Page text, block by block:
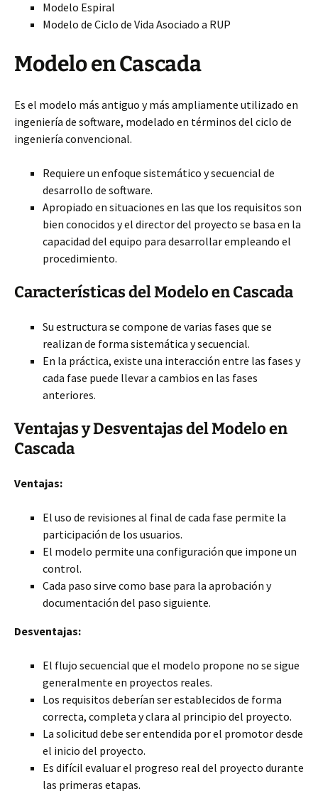
Modelo Espiral
Modelo de Ciclo de Vida Asociado a RUP
Modelo en Cascada
Es el modelo más antiguo y más ampliamente utilizado en
ingeniería de software, modelado en términos del ciclo de
ingeniería convencional.
Requiere un enfoque sistemático y secuencial de
desarrollo de software.
Apropiado en situaciones en las que los requisitos son
bien conocidos y el director del proyecto se basa en la
capacidad del equipo para desarrollar empleando el
procedimiento.
Características del Modelo en Cascada
Su estructura se compone de varias fases que se
realizan de forma sistemática y secuencial.
En la práctica, existe una interacción entre las fases y
cada fase puede llevar a cambios en las fases
anteriores.
Ventajas y Desventajas del Modelo en
Cascada
Ventajas:
El uso de revisiones al final de cada fase permite la
participación de los usuarios.
El modelo permite una configuración que impone un
control.
Cada paso sirve como base para la aprobación y
documentación del paso siguiente.
Desventajas:
El flujo secuencial que el modelo propone no se sigue
generalmente en proyectos reales.
Los requisitos deberían ser establecidos de forma
correcta, completa y clara al principio del proyecto.
La solicitud debe ser entendida por el promotor desde
el inicio del proyecto.
Es difícil evaluar el progreso real del proyecto durante
las primeras etapas.